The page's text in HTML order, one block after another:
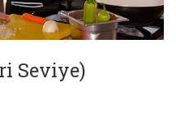
Seviye)